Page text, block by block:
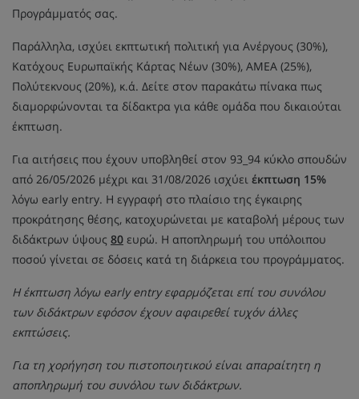
Προγράμματός σας.
Παράλληλα, ισχύει εκπτωτική πολιτική για Ανέργους (30%),
Κατόχους Ευρωπαϊκής Κάρτας Νέων (30%), ΑΜΕΑ (25%),
Πολύτεκνους (20%), κ.ά. Δείτε στον παρακάτω πίνακα πως
διαμορφώνονται τα δίδακτρα για κάθε ομάδα που δικαιούται
έκπτωση.
Για αιτήσεις που έχουν υποβληθεί στον 93_94 κύκλο σπουδών
από 26/05/2026 μέχρι και 31/08/2026 ισχύει έκπτωση 15%
λόγω early entry. Η εγγραφή στο πλαίσιο της έγκαιρης
προκράτησης θέσης, κατοχυρώνεται με καταβολή μέρους των
διδάκτρων ύψους 80 ευρώ. Η αποπληρωμή του υπόλοιπου
ποσού γίνεται σε δόσεις κατά τη διάρκεια του προγράμματος.
Η έκπτωση λόγω early entry εφαρμόζεται επί του συνόλου
των διδάκτρων εφόσον έχουν αφαιρεθεί τυχόν άλλες
εκπτώσεις.
Για τη χορήγηση του πιστοποιητικού είναι απαραίτητη η
αποπληρωμή του συνόλου των διδάκτρων.